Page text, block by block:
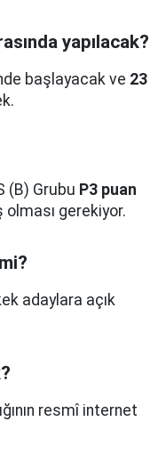
yapılacak?
başlayacak ve 23
(B) Grubu P3 puan
olması gerekiyor.
adaylara açık
resmî internet